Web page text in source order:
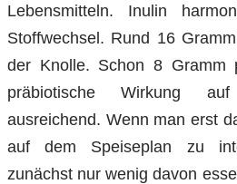
Lebensmitteln. Inulin
Stoffwechsel. Rund 16
der Knolle. Schon 8 Gramm
präbiotische Wirkung
ausreichend. Wenn man erst
auf dem Speiseplan zu
zunächst nur wenig davon